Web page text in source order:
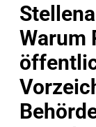
Warum